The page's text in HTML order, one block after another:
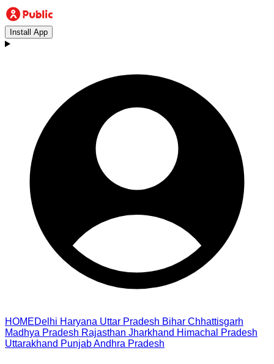
Install App
HOMEDelhi Haryana Uttar Pradesh Bihar Chhattisgarh
Madhya Pradesh Rajasthan Jharkhand Himachal Pradesh
Uttarakhand PunjabAndhra Pradesh